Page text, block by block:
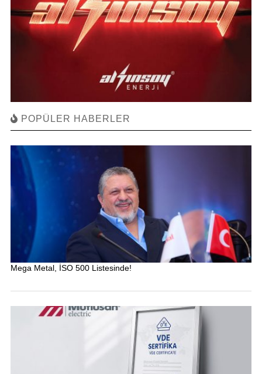
POPÜLER HABERLER
Mega Metal, İSO 500 Listesinde!